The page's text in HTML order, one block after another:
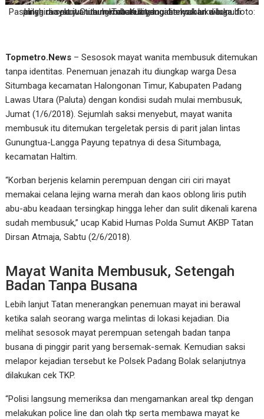
Inilah mayat wanita membusuk yang ditemukan warga di pinggiran parit Gunung Tua. Kuat dugaan korban dibunuh. Pasalnya di sekujur tubuh korban ditemui banyak luka-luka. foto: matatelinga
Topmetro.News – Sesosok mayat wanita membusuk ditemukan
tanpa identitas. Penemuan jenazah itu diungkap warga Desa
Situmbaga kecamatan Halongonan Timur, Kabupaten Padang
Lawas Utara (Paluta) dengan kondisi sudah mulai membusuk,
Jumat (1/6/2018). Sejumlah saksi menyebut, mayat wanita
membusuk itu ditemukan tergeletak persis di parit jalan lintas
Gunungtua-Langga Payung tepatnya di desa Situmbaga,
kecamatan Haltim.
“Korban berjenis kelamin perempuan dengan ciri ciri mayat
memakai celana lejing warna merah dan kaos oblong liris putih
abu-abu keadaan tersingkap hingga leher dan sulit dikenali karena
sudah membusuk,” ucap Kabid Humas Polda Sumut AKBP Tatan
Dirsan Atmaja, Sabtu (2/6/2018).
Mayat Wanita Membusuk, Setengah
Badan Tanpa Busana
Lebih lanjut Tatan menerangkan penemuan mayat ini berawal
ketika salah seorang warga melintas di lokasi kejadian. Dia
melihat sesosok mayat perempuan setengah badan tanpa
busana di pinggir parit yang bersemak-semak. Kemudian saksi
melapor kejadian tersebut ke Polsek Padang Bolak selanjutnya
dilakukan cek TKP.
“Polisi langsung memeriksa dan mengamankan areal tkp dengan
melakukan police line dan olah tkp serta membawa mayat ke